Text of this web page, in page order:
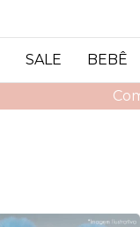
SALE BEBÊ